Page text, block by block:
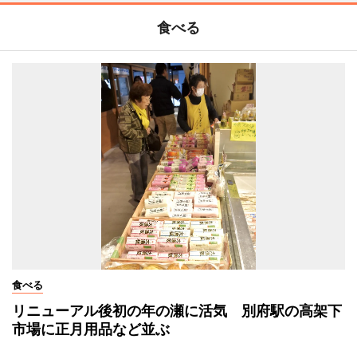
食べる
食べる
リニューアル後初の年の瀬に活気 別府駅の高架下
市場に正月用品など並ぶ